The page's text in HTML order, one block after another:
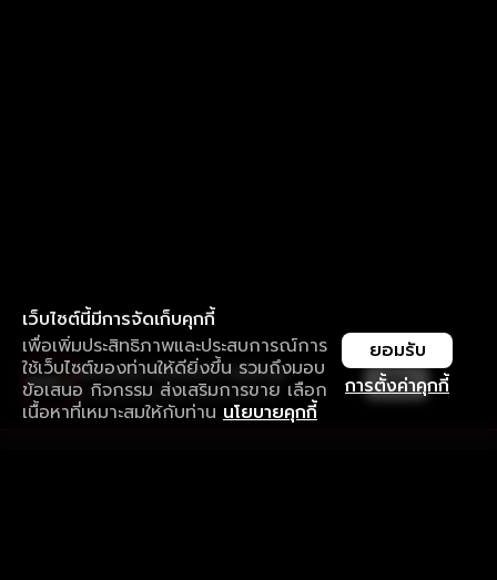
เว็บไซต์นี้มีการจัดเก็บคุกกี้
เพื่อเพิ่มประสิทธิภาพและประสบการณ์การ
ใช้เว็บไซต์ของท่านให้ดียิ่งขึ้น รวมถึงมอบ
ข้อเสนอ กิจกรรม ส่งเสริมการขาย เลือก
เนื้อหาที่เหมาะสมให้กับท่าน นโยบายคุกกี้
การตั้งค่าคุกกี้
ยอมรับ
ใช้งานแอป ลื่นไหลกว่า ไม่มีสะดุด
ดาวน์โหลดแอปเพื่อการรับชมที่ดีกว่า เปิด